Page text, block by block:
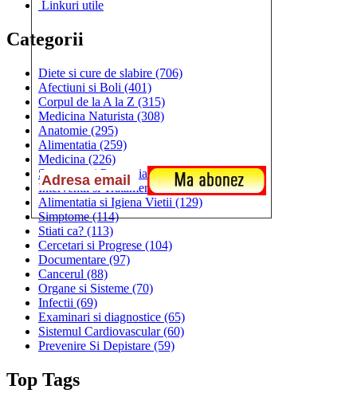
Linkuri utile
Categorii
Diete si cure de slabire (706)
Afectiuni si Boli (401)
Corpul de la A la Z (315)
Medicina Naturista (308)
Anatomie (295)
Alimentatia (259)
Medicina (226)
Sanatatea si Preventia(170)
Interventii si Tratamente(167)
Alimentatia si Igiena Vietii (129)
Simptome(114)
Stiati ca? (113)
Cercetari si Progrese (104)
Documentare (97)
Cancerul (88)
Organe si Sisteme (70)
Infectii (69)
Examinari si diagnostice (65)
Sistemul Cardiovascular(60)
Prevenire Si Depistare (59)
Top Tags